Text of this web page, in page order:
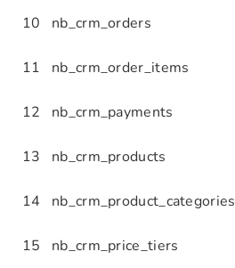
10
nb_crm_orders
11
nb_crm_order_items
12
nb_crm_payments
13
nb_crm_products
14
nb_crm_product_categories
15
nb_crm_price_tiers